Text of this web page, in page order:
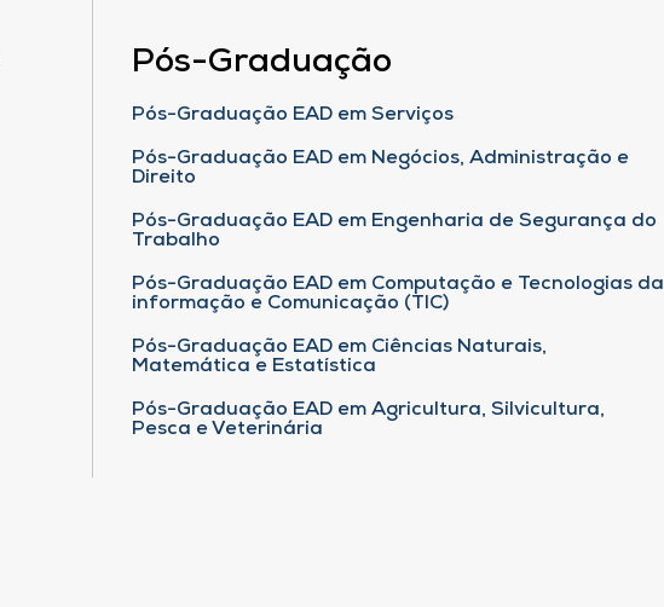
Pós-Graduação
Pós-Graduação EAD em Serviços
Pós-Graduação EAD em Negócios, Administração e
Direito
Pós-Graduação EAD em Engenharia de Segurança do
Trabalho
Pós-Graduação EAD em Computação e Tecnologias da
informação e Comunicação (TIC)
Pós-Graduação EAD em Ciências Naturais,
Matemática e Estatística
Pós-Graduação EAD em Agricultura, Silvicultura,
Pesca e Veterinária